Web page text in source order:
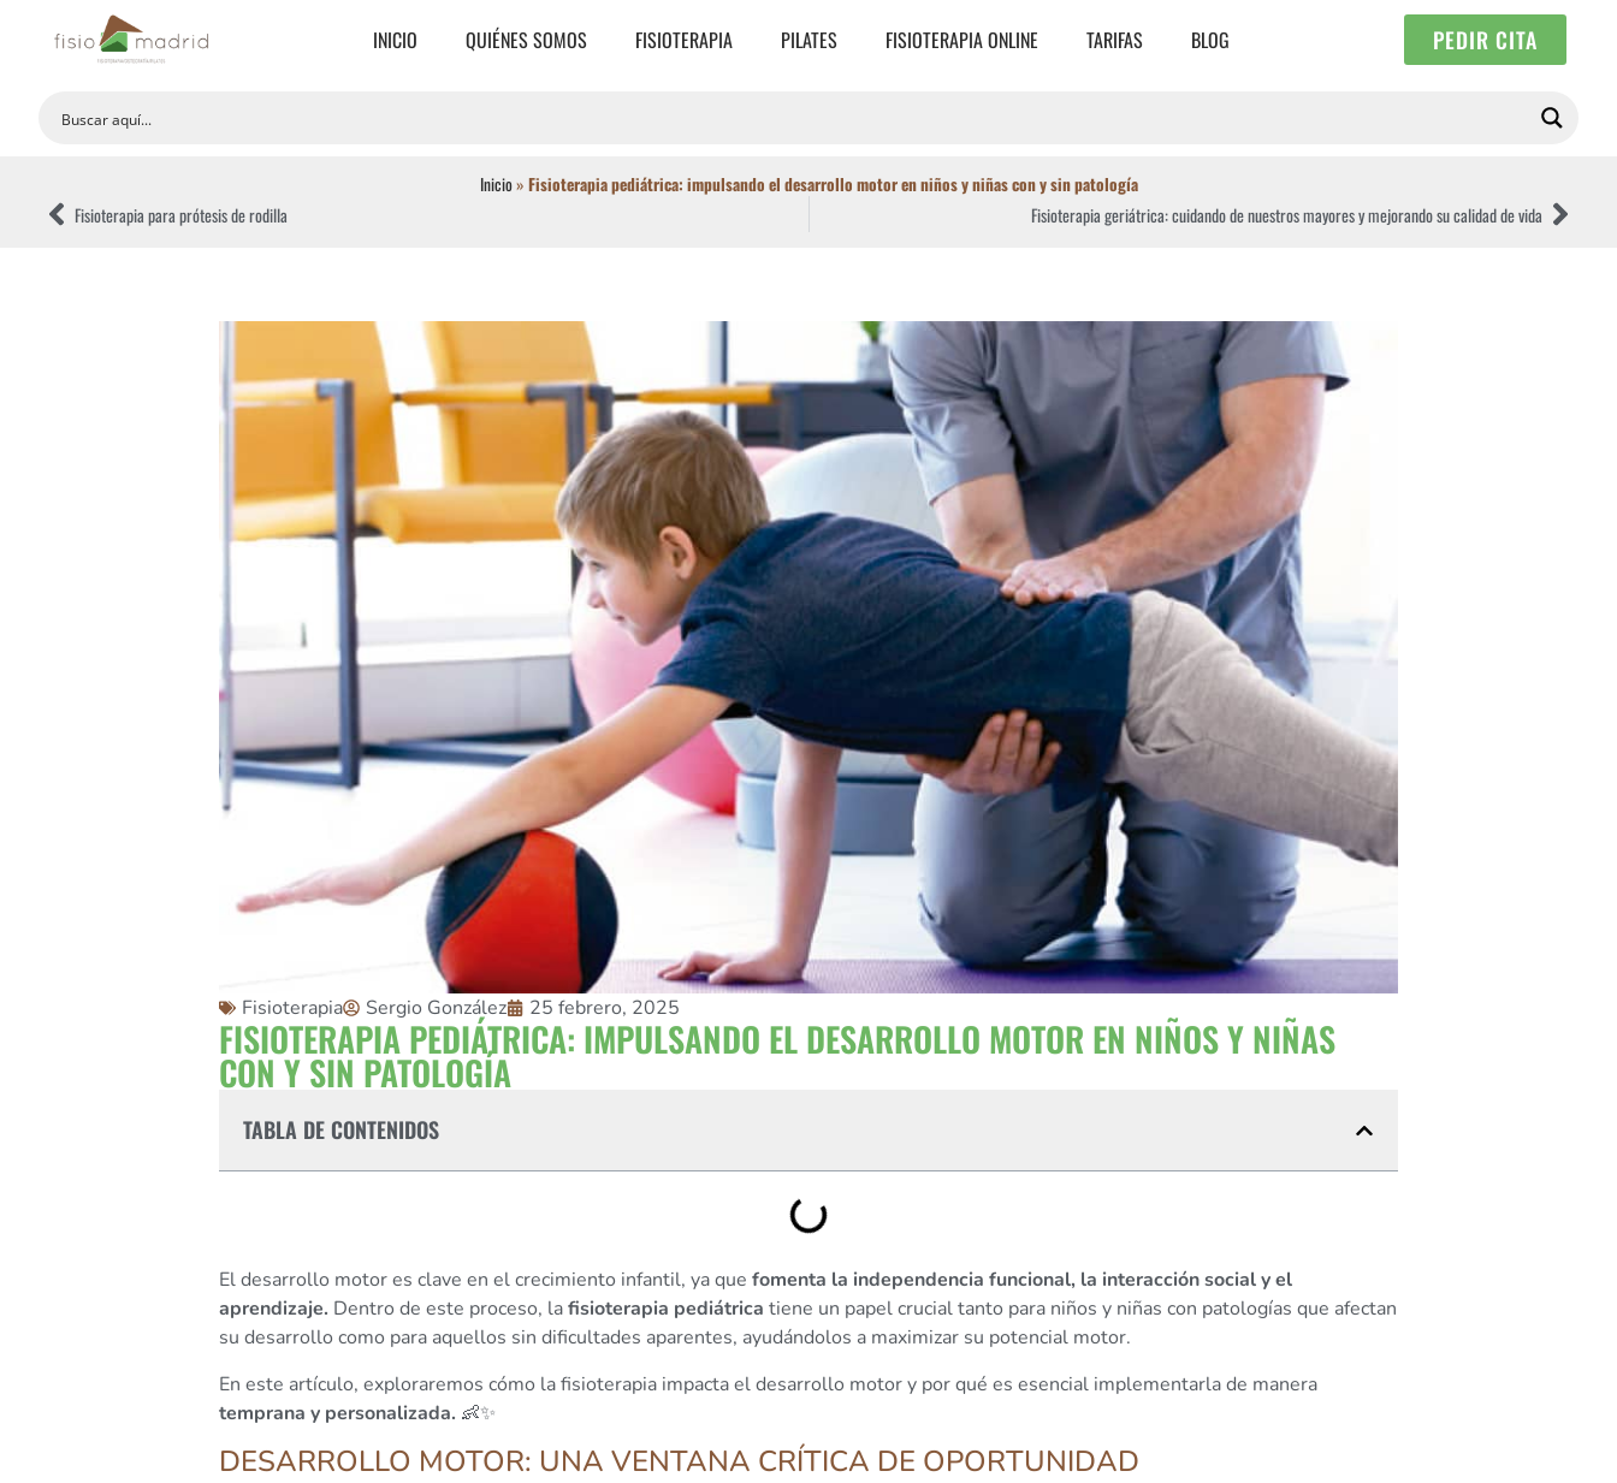
INICIO QUIÉNES SOMOS FISIOTERAPIA PILATES FISIOTERAPIA ONLINE TARIFAS BLOG PEDIR CITA
Inicio» Fisioterapia pediátrica: impulsando el desarrollo motor en niños y niñas con y sin patología
Fisioterapia para prótesis de rodilla Fisioterapia geriátrica: cuidando de nuestros mayores y mejorando su calidad de vida
Fisioterapia Sergio González 25 febrero, 2025
FISIOTERAPIA PEDIÁTRICA: IMPULSANDO EL DESARROLLO MOTOR EN NIÑOS Y NIÑAS
CON Y SIN PATOLOGÍA
TABLA DE CONTENIDOS
El desarrollo motor es clave en el crecimiento infantil, ya que fomenta la independencia funcional, la interacción social y el
aprendizaje. Dentro de este proceso, lafisioterapia pediátrica tiene un papel crucial tanto para niños y niñas con patologías que afectan
su desarrollo como para aquellos sin dificultades aparentes, ayudándolos a maximizar su potencial motor.
En este artículo, exploraremos cómo la fisioterapia impacta el desarrollo motor y por qué es esencial implementarla de manera
temprana y personalizada. 👶✨
DESARROLLO MOTOR: UNA VENTANA CRÍTICA DE OPORTUNIDAD